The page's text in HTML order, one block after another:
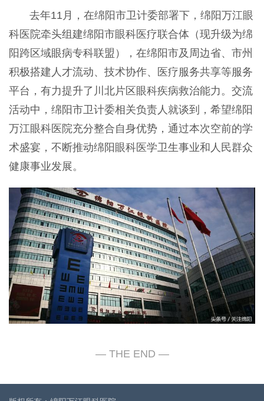
去年11月，在绵阳市卫计委部署下，绵阳万江眼
科医院牵头组建绵阳市眼科医疗联合体（现升级为绵
阳跨区域眼病专科联盟），在绵阳市及周边省、市州
积极搭建人才流动、技术协作、医疗服务共享等服务
平台，有力提升了川北片区眼科疾病救治能力。交流
活动中，绵阳市卫计委相关负责人就谈到，希望绵阳
万江眼科医院充分整合自身优势，通过本次空前的学
术盛宴，不断推动绵阳眼科医学卫生事业和人民群众
健康事业发展。